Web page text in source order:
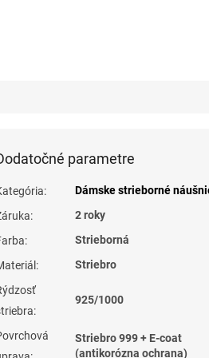
parametre
:
Dámske strieborné
:
2 roky
:
Strieborná
:
Striebro
:
925/1000
Striebro 999 + E-coat
(antikorózna ochrana)